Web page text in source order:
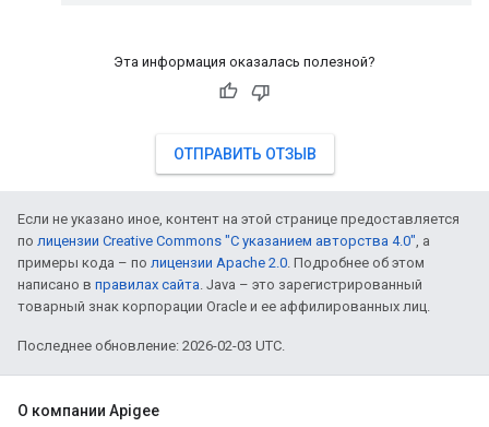
Эта информация оказалась полезной?
ОТПРАВИТЬ ОТЗЫВ
Если не указано иное, контент на этой странице предоставляется
по лицензии Creative Commons "С указанием авторства 4.0", а
примеры кода – по лицензии Apache 2.0. Подробнее об этом
написано в правилах сайта. Java – это зарегистрированный
товарный знак корпорации Oracle и ее аффилированных лиц.
Последнее обновление: 2026-02-03 UTC.
О компании Apigee